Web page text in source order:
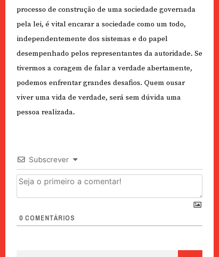
processo de construção de uma sociedade governada
pela lei, é vital encarar a sociedade como um todo,
independentemente dos sistemas e do papel
desempenhado pelos representantes da autoridade. Se
tivermos a coragem de falar a verdade abertamente,
podemos enfrentar grandes desafios. Quem ousar
viver uma vida de verdade, será sem dúvida uma
pessoa realizada.
Subscrever
0 COMENTÁRIOS